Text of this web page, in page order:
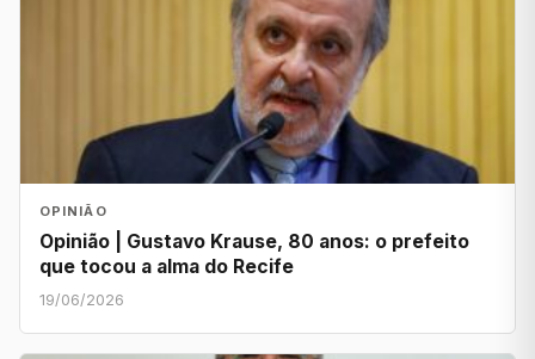
OPINIÃO
Opinião | Gustavo Krause, 80 anos: o prefeito
que tocou a alma do Recife
19/06/2026